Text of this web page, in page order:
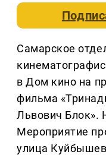
Самарское
в Дом кино на
фильма
Львович Блок».
Мероприятие
улица